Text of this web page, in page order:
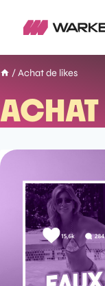
/ Achat de likes
ACHAT